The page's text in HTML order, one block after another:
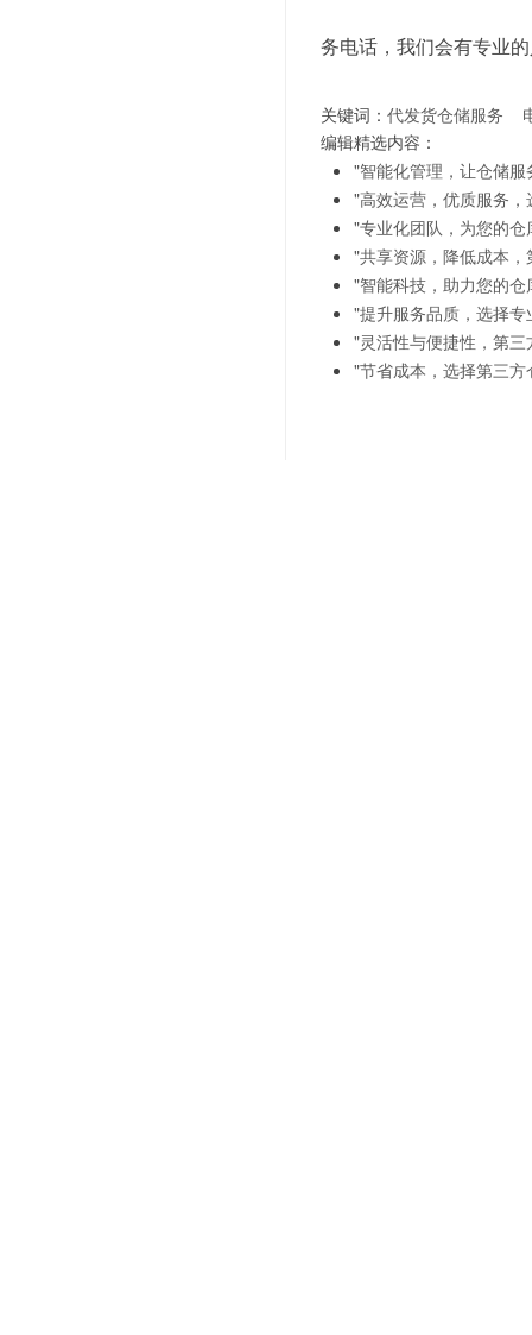
务电话，我们会有专业
关键词： 代发货仓储服务
编辑精选内容：
"智能化管理，让仓储
"高效运营，优质服务
"专业化团队，为您的
"共享资源，降低成本
"智能科技，助力您的
"提升服务品质，选择
"灵活性与便捷性，第
"节省成本，选择第三